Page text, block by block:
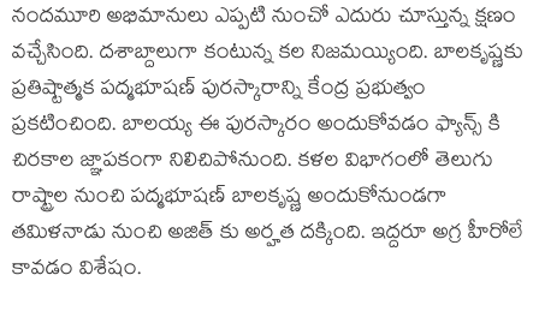
నందమూరి అభిమానులు ఎప్పటి నుంచో ఎదురు చూస్తున్న క్షణం
వచ్చేసింది. దశాబ్దాలుగా కంటున్న కల నిజమయ్యింది. బాలకృష్ణకు
ప్రతిష్టాత్మక పద్మభూషణ్ పురస్కారాన్ని కేంద్ర ప్రభుత్వం
ప్రకటించింది. బాలయ్య ఈ పురస్కారం అందుకోవడం ఫ్యాన్స్ కి
చిరకాల జ్ఞాపకంగా నిలిచిపోనుంది. కళల విభాగంలో తెలుగు
రాష్ట్రాల నుంచి పద్మభూషణ్ బాలకృష్ణ అందుకోనుండగా
తమిళనాడు నుంచి అజిత్ కు అర్హత దక్కింది. ఇద్దరూ అగ్ర హీరోలే
కావడం విశేషం.